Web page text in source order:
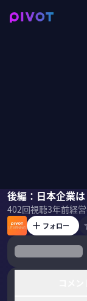
後編：日本企業
402回視聴3年前
ウリケ・シェーデ
フォロー